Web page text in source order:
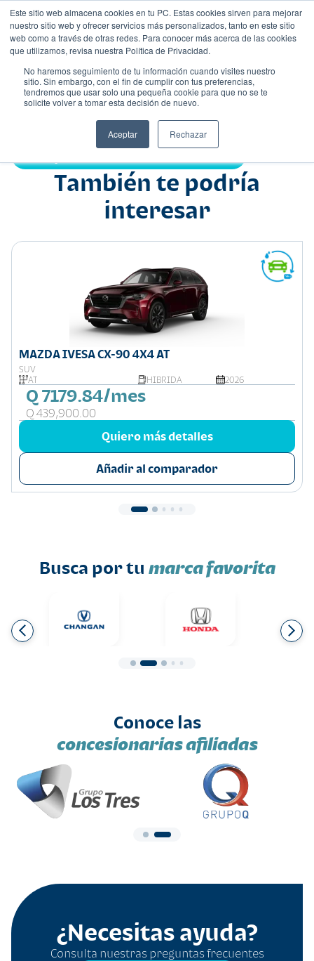
Este sitio web almacena cookies en tu PC. Estas cookies sirven para mejorar
nuestro sitio web y ofrecer servicios más personalizados, tanto en este sitio
web como a través de otras redes. Para conocer más acerca de las cookies
que utilizamos, revisa nuestra Política de Privacidad.
No haremos seguimiento de tu información cuando visites nuestro
sitio. Sin embargo, con el fin de cumplir con tus preferencias,
tendremos que usar solo una pequeña cookie para que no se te
solicite volver a tomar esta decisión de nuevo.
Aceptar Rechazar
Nombre
También te podría
interesar
MAZDA IVESA CX-90 4X4 AT
SUV
AT
HIBRIDA 2026
Q 7179.84/mes
Q 439,900.00
Quiero más detalles
Añadir al comparador
Busca por tu marca favorita
Conoce las
concesionarias afiliadas
¿Necesitas ayuda?
Consulta nuestras preguntas frecuentes